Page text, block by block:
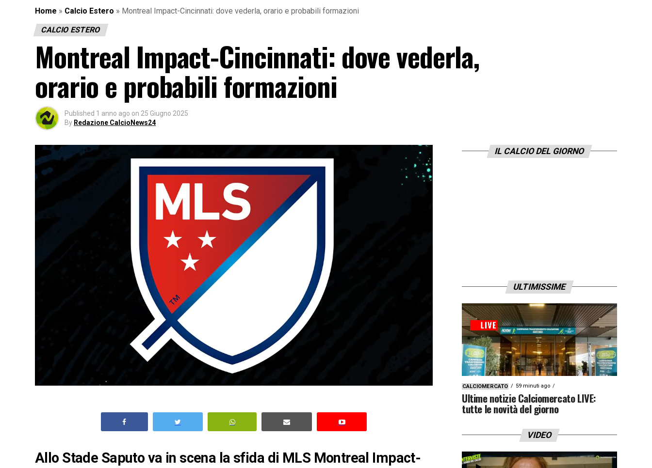
Home » Calcio Estero » Montreal Impact-Cincinnati: dove vederla, orario e probabili formazioni
CALCIO ESTERO
Montreal Impact-Cincinnati: dove vederla,
orario e probabili formazioni
Published 1 anno ago on 25 Giugno 2025
By Redazione CalcioNews24
Allo Stade Saputo va in scena la sfida di MLS Montreal Impact-
IL CALCIO DEL GIORNO
ULTIMISSIME
CALCIOMERCATO 59 minuti ago
Ultime notizie Calciomercato LIVE:
tutte le novità del giorno
VIDEO